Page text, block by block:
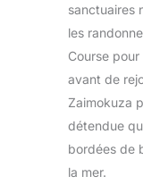
sanctuaires
les
Course
avant de
Zaimokuza
détendue
bordées de
la mer.